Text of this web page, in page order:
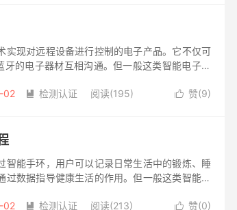
实现对远程设备进行控制的电子产品。它不仅可
牙的电子器材互相沟通。但一般这类智能电子产
 赞(9)
02  检测认证 阅读(195)
智能手环，用户可以记录日常生活中的锻炼、睡
数据指导健康生活的作用。但一般这类智能电
 赞(0)
02  检测认证 阅读(213)